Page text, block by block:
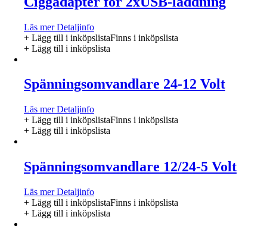
Läs merDetaljinfo
+ Lägg till i inköpslistaFinns i inköpslista
+ Lägg till i inköpslista
Spänningsomvandlare 24-12 Volt
Läs merDetaljinfo
+ Lägg till i inköpslistaFinns i inköpslista
+ Lägg till i inköpslista
Spänningsomvandlare 12/24-5 Volt
Läs merDetaljinfo
+ Lägg till i inköpslistaFinns i inköpslista
+ Lägg till i inköpslista